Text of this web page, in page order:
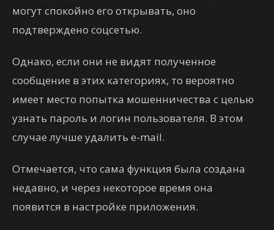
могут спокойно его открывать, оно
подтверждено соцсетью.
Однако, если они не видят полученное
сообщение в этих категориях, то вероятно
имеет место попытка мошенничества с целью
узнать пароль и логин пользователя. В этом
случае лучше удалить e-mail.
Отмечается, что сама функция была создана
недавно, и через некоторое время она
появится в настройке приложения.